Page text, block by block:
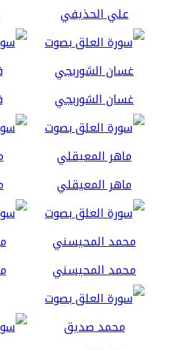
علي الحذيفي
غسان الشوربجي
ماهر المعيقلي
محمد المحيسني